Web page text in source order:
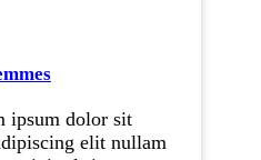
ipsum dolor sit
elit nullam